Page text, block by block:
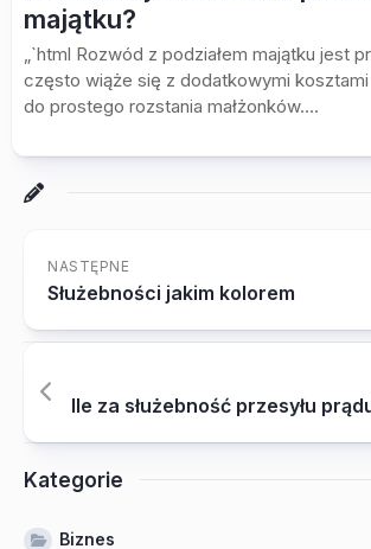
majątku?
„`html Rozwód z podziałem majątku jest
często wiąże się z dodatkowymi
do prostego rozstania małżonków....
NASTĘPNE
Służebności jakim kolorem
Ile za służebność przesyłu
Kategorie
Biznes